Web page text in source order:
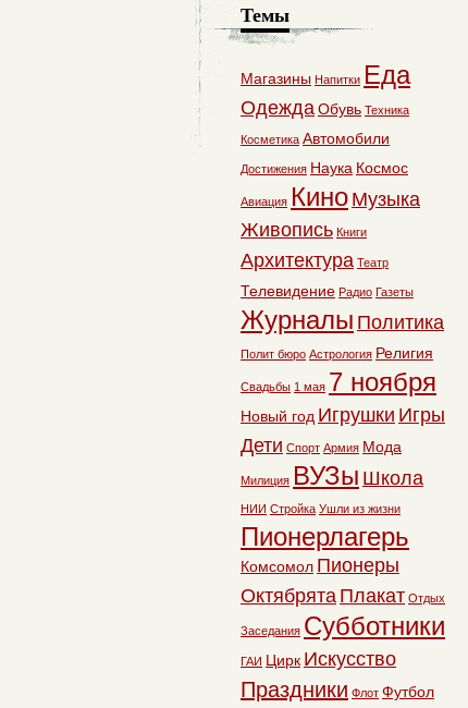
Темы
Магазины Напитки Еда
ОдеждаОбувь Техника
Косметика Автомобили
Достижения Наука Космос
Авиация Кино Музыка
Живопись Книги
Архитектура Театр
Телевидение Радио Газеты
Журналы Политика
Полит бюро Астрология Религия
Свадьбы 1 мая 7 ноября
Новый год Игрушки Игры
Дети Спорт Армия Мода
Милиция ВУЗы Школа
НИИ Стройка Ушли из жизни
Пионерлагерь
Комсомол Пионеры
Октябрята Плакат Отдых
Заседания Субботники
ГАИ Цирк Искусство
Праздники Флот Футбол